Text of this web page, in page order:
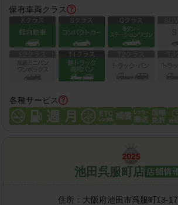
保有車両クラス
各種サービス
池田呉服町店
住所： 大阪府池田市呉服町13-17